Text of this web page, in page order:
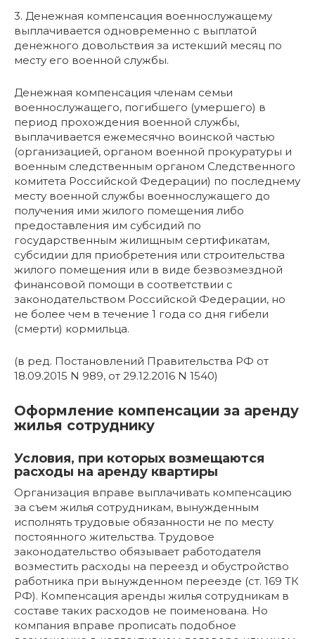
3. Денежная компенсация военнослужащему
выплачивается одновременно с выплатой
денежного довольствия за истекший месяц по
месту его военной службы.
Денежная компенсация членам семьи
военнослужащего, погибшего (умершего) в
период прохождения военной службы,
выплачивается ежемесячно воинской частью
(организацией, органом военной прокуратуры и
военным следственным органом Следственного
комитета Российской Федерации) по последнему
месту военной службы военнослужащего до
получения ими жилого помещения либо
предоставления им субсидий по
государственным жилищным сертификатам,
субсидии для приобретения или строительства
жилого помещения или в виде безвозмездной
финансовой помощи в соответствии с
законодательством Российской Федерации, но
не более чем в течение 1 года со дня гибели
(смерти) кормильца.
(в ред. Постановлений Правительства РФ от
18.09.2015 N 989, от 29.12.2016 N 1540)
Оформление компенсации за аренду
жилья сотруднику
Условия, при которых возмещаются
расходы на аренду квартиры
Организация вправе выплачивать компенсацию
за съем жилья сотрудникам, вынужденным
исполнять трудовые обязанности не по месту
постоянного жительства. Трудовое
законодательство обязывает работодателя
возместить расходы на переезд и обустройство
работника при вынужденном переезде (ст. 169 ТК
РФ). Компенсация аренды жилья сотрудникам в
составе таких расходов не поименована. Но
компания вправе прописать подобное